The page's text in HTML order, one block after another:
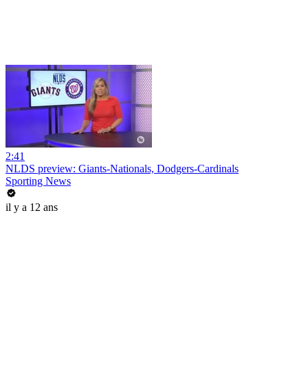
2:41
NLDS preview: Giants-Nationals, Dodgers-Cardinals
Sporting News
il y a 12 ans